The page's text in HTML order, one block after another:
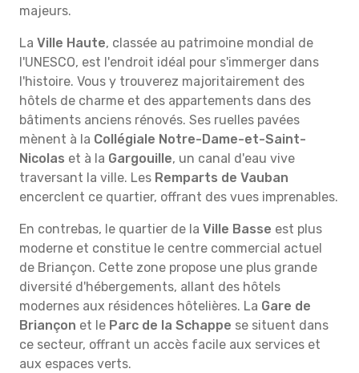
majeurs.
La Ville Haute, classée au patrimoine mondial de
l'UNESCO, est l'endroit idéal pour s'immerger dans
l'histoire. Vous y trouverez majoritairement des
hôtels de charme et des appartements dans des
bâtiments anciens rénovés. Ses ruelles pavées
mènent à la Collégiale Notre-Dame-et-Saint-
Nicolas et à la Gargouille, un canal d'eau vive
traversant la ville. Les Remparts de Vauban
encerclent ce quartier, offrant des vues imprenables.
En contrebas, le quartier de la Ville Basse est plus
moderne et constitue le centre commercial actuel
de Briançon. Cette zone propose une plus grande
diversité d'hébergements, allant des hôtels
modernes aux résidences hôtelières. La Gare de
Briançon et le Parc de la Schappe se situent dans
ce secteur, offrant un accès facile aux services et
aux espaces verts.